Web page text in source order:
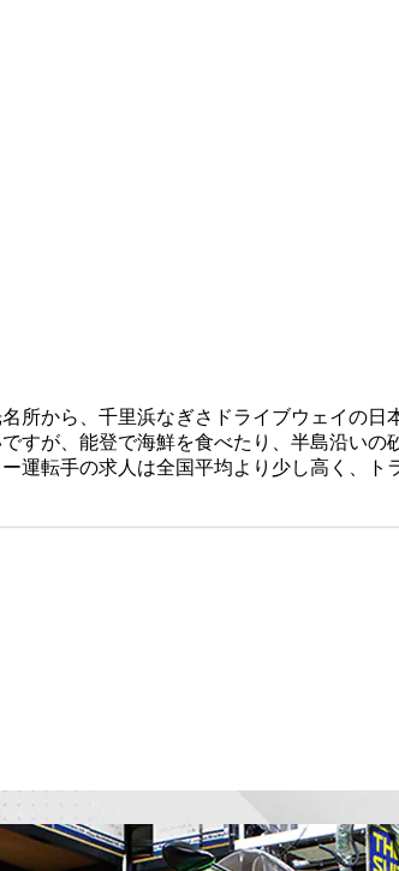
所から、千里浜なぎさドライブウェイの日
すが、能登で海鮮を食べたり、半島沿いの
運転手の求人は全国平均より少し高く、ト